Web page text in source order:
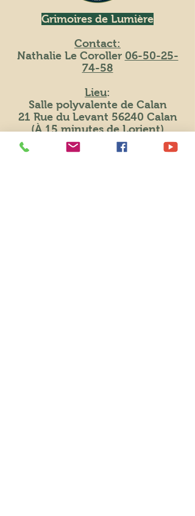
Grimoires de Lumière
Contact:
Nathalie Le Coroller 06-50-25-
74-58
Lieu:
Salle polyvalente de Calan
21 Rue du Levant 56240 Calan
(À 15 minutes de Lorient)
E-mail: